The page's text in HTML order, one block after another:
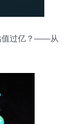
值过亿？——从